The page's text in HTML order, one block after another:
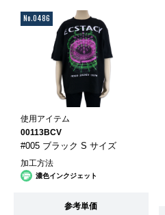
No.0486
使用アイテム
00113BCV
#005 ブラック S サイズ
加工方法
濃色インクジェット
参考単価